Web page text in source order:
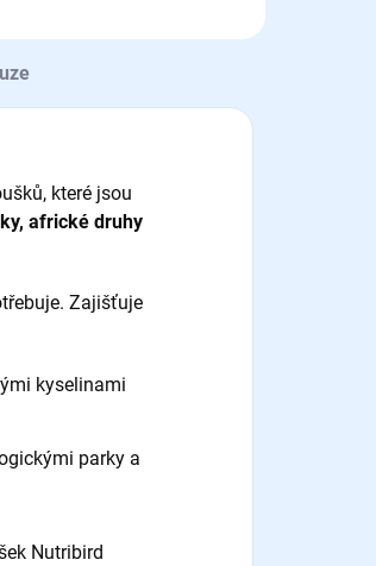
které jsou
africké druhy
Zajišťuje
kyselinami
parky a
Nutribird